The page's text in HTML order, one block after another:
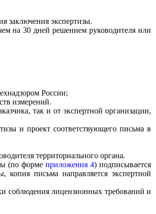
заключения экспертизы.
на 30 дней решением руководителя или
России;
измерений.
так и от экспертной организации,
и проект соответствующего письма в
территориального органа.
(по формеприложения 4) подписывается
копия письма направляется экспертной
соблюдения лицензионных требований и